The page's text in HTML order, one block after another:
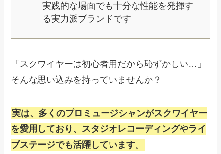
実践的な場面でも十分な性能を発揮す
る実力派ブランドです
「スクワイヤーは初心者用だから恥ずかしい…」
そんな思い込みを持っていませんか？
実は、多くのプロミュージシャンがスクワイヤー
を愛用しており、スタジオレコーディングやライ
ブステージでも活躍しています。